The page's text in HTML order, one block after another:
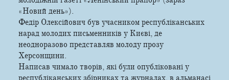
«Новий день»).
Федір Олексійович був учасником республіканських
нарад молодих письменників у Києві, де
неодноразово представляв молоду прозу
Херсонщини.
Написав чимало творів, які були опубліковані у
республіканських збірниках та журналах, в альманасі